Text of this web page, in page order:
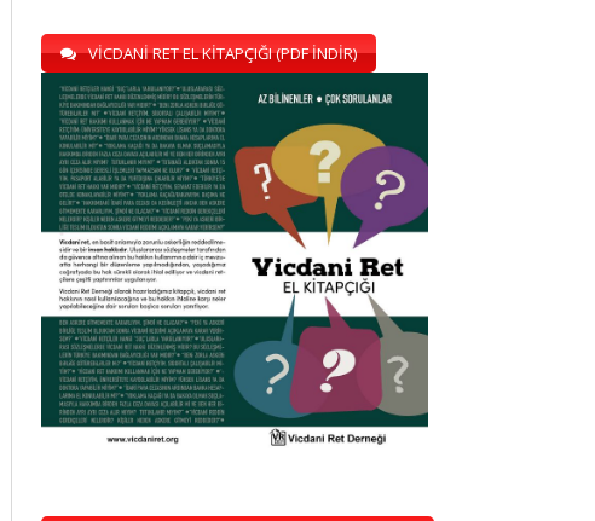
VİCDANİ RET EL KİTAPÇIĞI (PDF İNDİR)